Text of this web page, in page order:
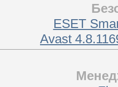
ESET
Avast